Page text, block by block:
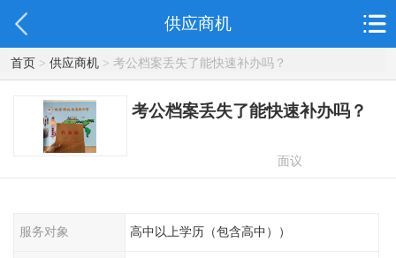
供应商机
首页> 供应商机> 考公档案丢失了能快速补办吗？
考公档案丢失了能快速补办吗？
面议
服务对象 高中以上学历（包含高中））